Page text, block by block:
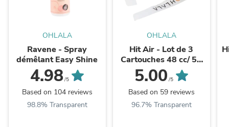
OHLALA
Ravene - Spray
démêlant Easy Shine
4.98/5
Based on 104 reviews
98.8% Transparent
OHLALA
Hit Air - Lot de 3
Cartouches 48 cc/ 50
cc/ 60 cc
5.00 /5
Based on 59 reviews
96.7% Transparent